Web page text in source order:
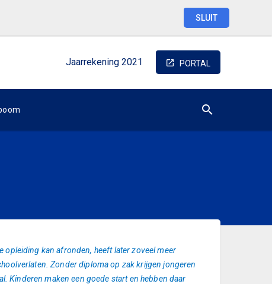
SLUIT
Jaarrekening 2021 PORTAL
opleiding kan afronden, heeft later zoveel meer
Zonder diploma op zak krijgen jongeren
Kinderen maken een goede start en hebben daar